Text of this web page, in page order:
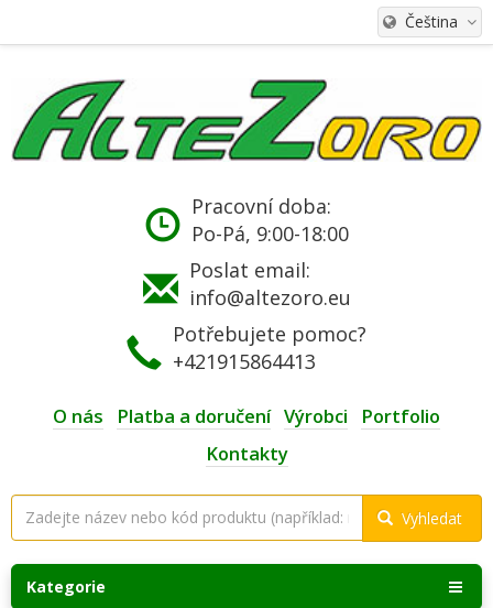
Čeština
Pracovní doba:
Po-Pá, 9:00-18:00
Poslat email:
info@altezoro.eu
Potřebujete pomoc?
+421915864413
O nás Platba a doručení Výrobci
Portfolio
Kontakty
Vyhledat
Kategorie